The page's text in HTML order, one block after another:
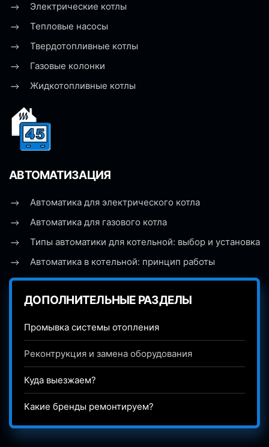
Электрические котлы
Тепловые насосы
Твердотопливные котлы
Газовые колонки
Жидкотопливные котлы
АВТОМАТИЗАЦИЯ
Автоматика для электрического котла
Автоматика для газового котла
Типы автоматики для котельной: выбор и установка
Автоматика в котельной: принцип работы
ДОПОЛНИТЕЛЬНЫЕ РАЗДЕЛЫ
Промывка системы отопления
Реконтрукция и замена оборудования
Куда выезжаем?
Какие бренды ремонтируем?